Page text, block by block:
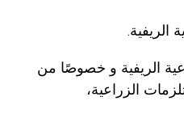
الريفية.
الريفية و خصوصًا من
الزراعية،